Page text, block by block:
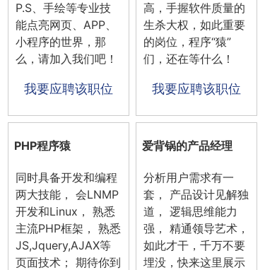
P.S、手绘等专业技
能点亮网页、APP、
小程序的世界，那
么，请加入我们吧！
我要应聘该职位
PHP程序猿
同时具备开发和编程
两大技能， 会LNMP
开发和Linux， 熟悉
主流PHP框架， 熟悉
JS,Jquery,AJAX等
页面技术； 期待你到
高，手握软件质量的
生杀大权，如此重要
的岗位，程序“猿”
们，还在等什么！
我要应聘该职位
爱背锅的产品经理
分析用户需求有一
套， 产品设计见解独
道， 逻辑思维能力
强， 精通领导艺术，
如此才干，千万不要
埋没，快来这里展示